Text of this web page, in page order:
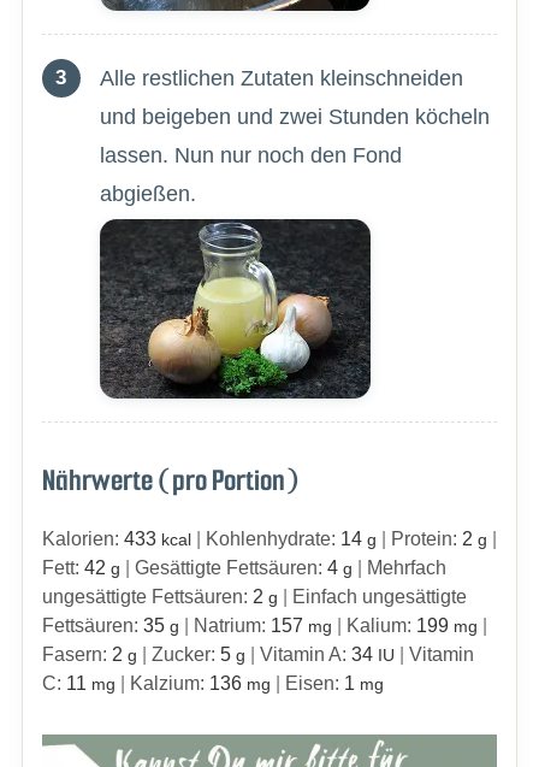
Alle restlichen Zutaten kleinschneiden
und beigeben und zwei Stunden köcheln
lassen. Nun nur noch den Fond
abgießen.
Nährwerte (pro Portion)
Kalorien: 433 kcal| Kohlenhydrate: 14 g Protein: 2 g
Fett: 42 g Gesättigte Fettsäuren: 4 g
Mehrfach
ungesättigte Fettsäuren: 2 g
Einfach ungesättigte
Fettsäuren: 35 g Natrium: 157 mg Kalium: 199 mg
Fasern: 2 g Zucker: 5 g Vitamin A: 34 IU
Vitamin
C: 11 mg Kalzium: 136 mg Eisen: 1 mg